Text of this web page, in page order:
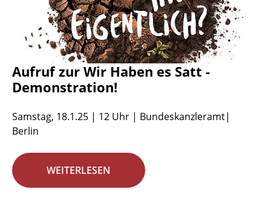
Aufruf zur Wir Haben es Satt -
Demonstration!
Samstag, 18.1.25 | 12 Uhr | Bundeskanzleramt|
Berlin
WEITERLESEN